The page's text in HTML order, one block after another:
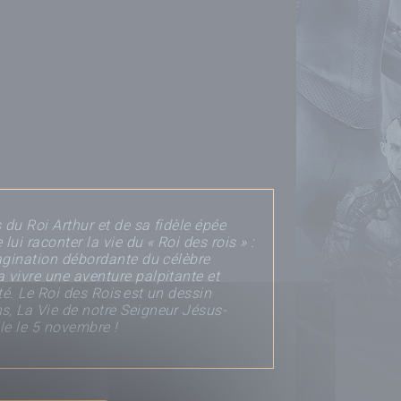
Roi Arthur et de sa fidèle épée
raconter la vie du « Roi des rois » :
débordante du célèbre
vivre une aventure palpitante et
Le Roi des Rois est un dessin
La Vie de notre Seigneur Jésus-
le 5 novembre !